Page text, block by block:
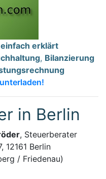
erklärt
, Bilanzierung
in Berlin
, Steuerberater
12161 Berlin
/ Friedenau)